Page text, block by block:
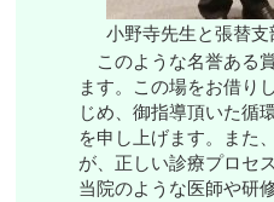
小野寺先生と張替支
このような名誉ある
ます。この場をお借り
じめ、御指導頂いた循
を申し上げます。また
が、正しい診療プロセ
当院のような医師や研